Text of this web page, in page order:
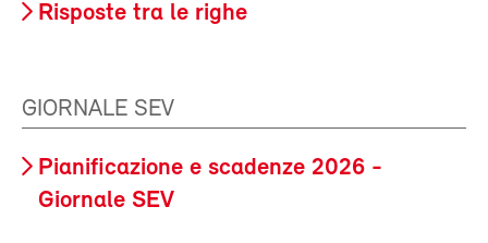
Risposte tra le righe
GIORNALE SEV
Pianificazione e scadenze 2026 -
Giornale SEV